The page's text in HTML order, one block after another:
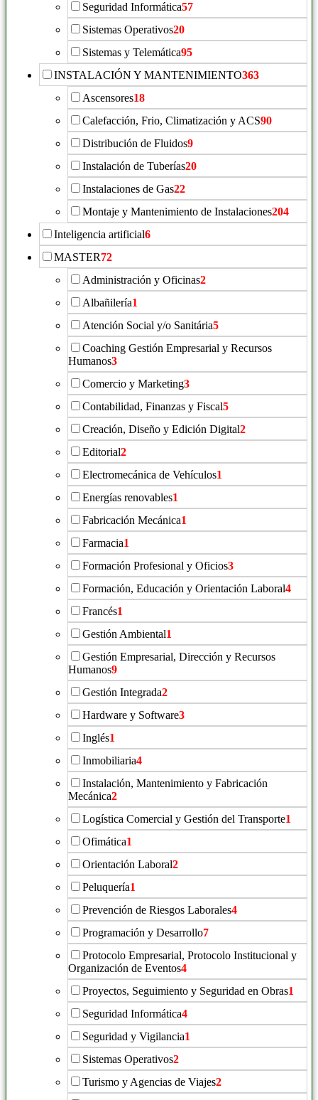
Seguridad Informática57
Sistemas Operativos20
Sistemas y Telemática95
INSTALACIÓN Y MANTENIMIENTO363
Ascensores18
Calefacción, Frio, Climatización y ACS90
Distribución de Fluidos9
Instalación de Tuberías20
Instalaciones de Gas22
Montaje y Mantenimiento de Instalaciones204
Inteligencia artificial6
MASTER72
Administración y Oficinas2
Albañilería1
Atención Social y/o Sanitária5
Coaching Gestión Empresarial y Recursos
Humanos3
Comercio y Marketing3
Contabilidad, Finanzas y Fiscal5
Creación, Diseño y Edición Digital2
Editorial2
Electromecánica de Vehículos1
Energías renovables1
Fabricación Mecánica1
Farmacia1
Formación Profesional y Oficios3
Formación, Educación y Orientación Laboral4
Francés1
Gestión Ambiental1
Gestión Empresarial, Dirección y Recursos
Humanos9
Gestión Integrada2
Hardware y Software3
Inglés1
Inmobiliaria4
Instalación, Mantenimiento y Fabricación
Mecánica2
Logística Comercial y Gestión del Transporte1
Ofimática1
Orientación Laboral2
Peluquería1
Prevención de Riesgos Laborales4
Programación y Desarrollo7
Protocolo Empresarial, Protocolo Institucional y
Organización de Eventos4
Proyectos, Seguimiento y Seguridad en Obras1
Seguridad Informática4
Seguridad y Vigilancia1
Sistemas Operativos2
Turismo y Agencias de Viajes2